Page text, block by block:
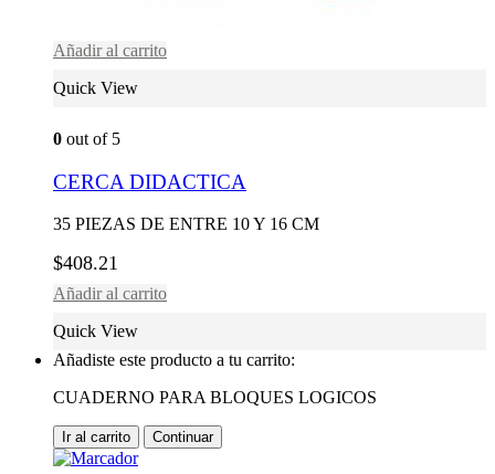
Añadir al carrito
Quick View
0 out of 5
CERCA DIDACTICA
35 PIEZAS DE ENTRE 10 Y 16 CM
$408.21
Añadir al carrito
Quick View
Añadiste este producto a tu carrito:
CUADERNO PARA BLOQUES LOGICOS
Ir al carrito Continuar